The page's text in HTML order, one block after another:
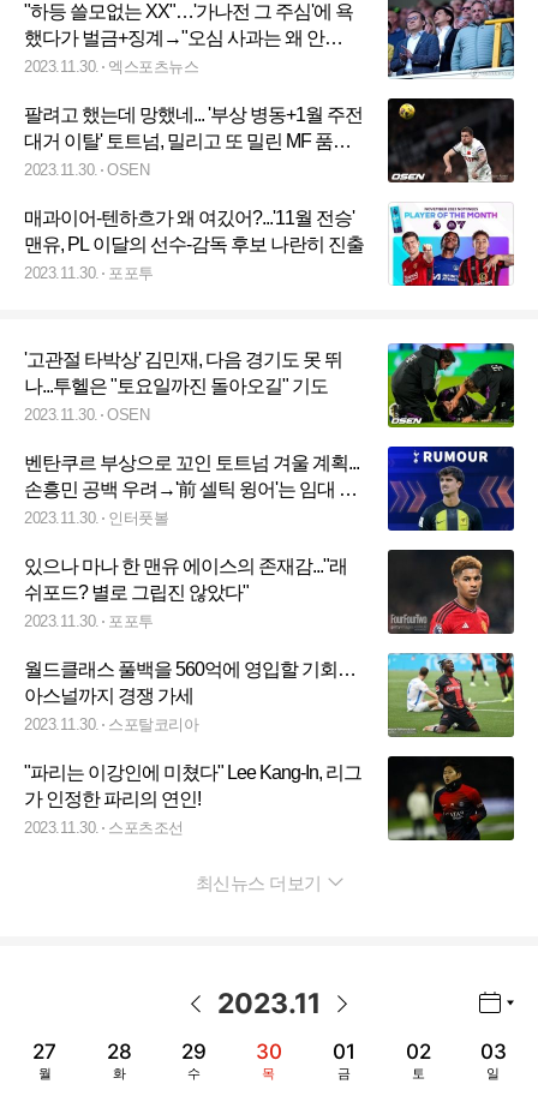
"하등 쓸모없는 XX"…'가나전 그 주심'에 욕
했다가 벌금+징계→"오심 사과는 왜 안
해??" 하소연
2023.11.30. 엑스포츠뉴스
팔려고 했는데 망했네... '부상 병동+1월 주전
대거 이탈' 토트넘, 밀리고 또 밀린 MF 품을
수밖에
2023.11.30. OSEN
매과이어-텐하흐가 왜 여깄어?...'11월 전승'
맨유, PL 이달의 선수-감독 후보 나란히 진출
2023.11.30. 포포투
'고관절 타박상' 김민재, 다음 경기도 못 뛰
나...투헬은 "토요일까진 돌아오길" 기도
2023.11.30. OSEN
벤탄쿠르 부상으로 꼬인 토트넘 겨울 계획...
손흥민 공백 우려→'前 셀틱 윙어'는 임대 추
진
2023.11.30. 인터풋볼
있으나 마나 한 맨유 에이스의 존재감..."래
쉬포드? 별로 그립진 않았다"
2023.11.30. 포포투
월드클래스 풀백을 560억에 영입할 기회…
아스널까지 경쟁 가세
2023.11.30. 스포탈코리아
"파리는 이강인에 미쳤다" Lee Kang-In, 리그
가 인정한 파리의 연인!
2023.11.30. 스포츠조선
최신뉴스 더보기
2023.11
27
월
28
화
29
수
30
목
01
금
02
토
03
일